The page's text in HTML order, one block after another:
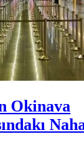
Okinava